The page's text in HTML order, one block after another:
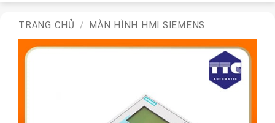
TRANG CHỦ / MÀN HÌNH HMI SIEMENS